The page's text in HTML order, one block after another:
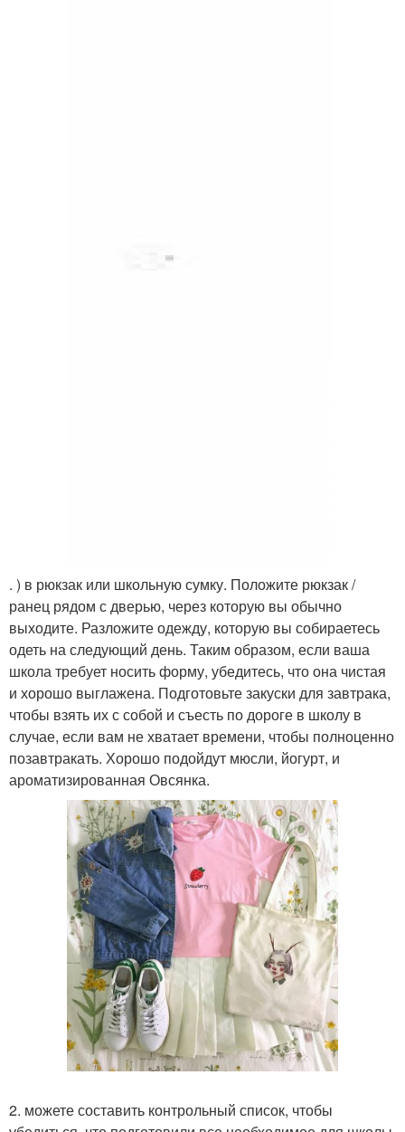
. ) в рюкзак или школьную сумку. Положите рюкзак /
ранец рядом с дверью, через которую вы обычно
выходите. Разложите одежду, которую вы собираетесь
одеть на следующий день. Таким образом, если ваша
школа требует носить форму, убедитесь, что она чистая
и хорошо выглажена. Подготовьте закуски для завтрака,
чтобы взять их с собой и съесть по дороге в школу в
случае, если вам не хватает времени, чтобы полноценно
позавтракать. Хорошо подойдут мюсли, йогурт, и
ароматизированная Овсянка.
2. можете составить контрольный список, чтобы